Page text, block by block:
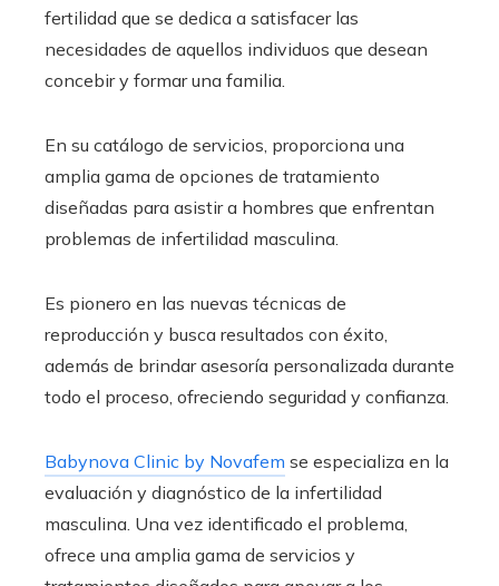
fertilidad que se dedica a satisfacer las
necesidades de aquellos individuos que desean
concebir y formar una familia.
En su catálogo de servicios, proporciona una
amplia gama de opciones de tratamiento
diseñadas para asistir a hombres que enfrentan
problemas de infertilidad masculina.
Es pionero en las nuevas técnicas de
reproducción y busca resultados con éxito,
además de brindar asesoría personalizada durante
todo el proceso, ofreciendo seguridad y confianza.
Babynova Clinic by Novafem se especializa en la
evaluación y diagnóstico de la infertilidad
masculina. Una vez identificado el problema,
ofrece una amplia gama de servicios y